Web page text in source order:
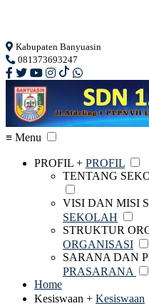
Kabupaten Banyuasin
081373693247
≡ Menu
PROFIL + PROFIL
TENTANG
VISI DAN MISI
SEKOLAH
STRUKTUR
ORGANISASI
SARANA DAN
PRASARANA
Home
Kesiswaan + Kesiswaan